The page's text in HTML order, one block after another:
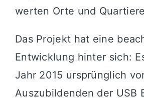
werten Orte und
Das Projekt hat eine
Entwicklung hinter sich:
Jahr 2015 ursprünglich
Auszubildenden der USB